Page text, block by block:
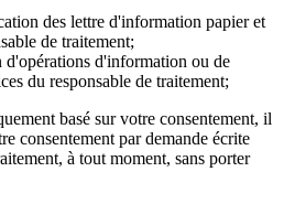
des lettre d'information papier et
de traitement;
d'opérations d'information ou de
du responsable de traitement;
basé sur votre consentement, il
consentement par demande écrite
à tout moment, sans porter